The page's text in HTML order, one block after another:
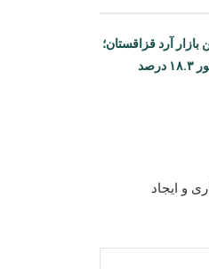
آرد قزاقستان؛
صادرات آرد این کشور ۱۸.۳ درصد
و ایجاد